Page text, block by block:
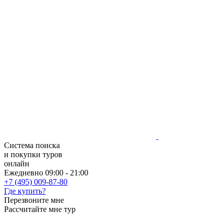
Система поиска
и покупки туров
онлайн
Ежедневно 09:00 - 21:00
+7 (495) 009-87-80
Где купить?
Перезвоните мне
Рассчитайте мне тур